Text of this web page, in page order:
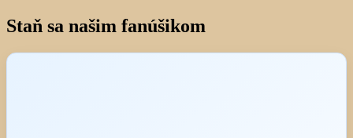
Staň sa našim fanúšikom